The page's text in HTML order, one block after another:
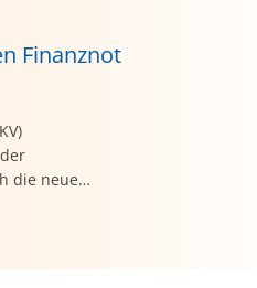
Finanznot
die neue
gehen zum